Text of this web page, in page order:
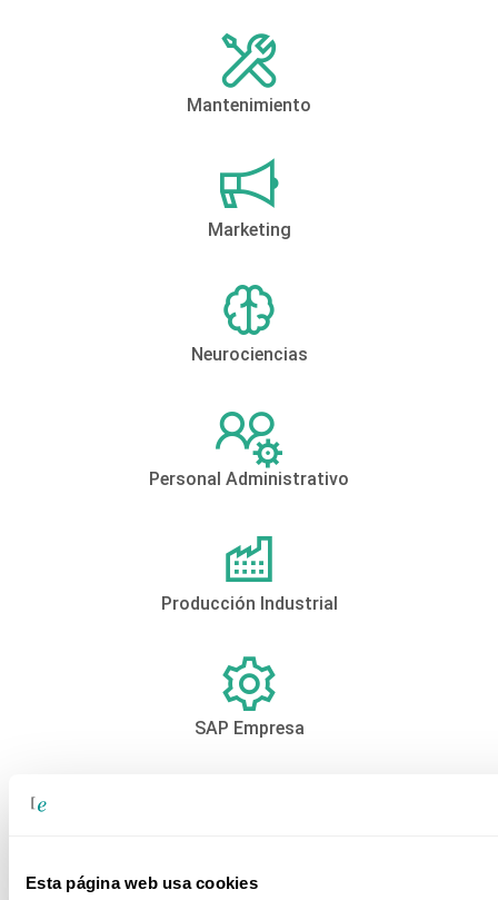
Esta página web usa cookies
Mantenimiento
Marketing
Neurociencias
Personal Administrativo
Producción Industrial
SAP Empresa